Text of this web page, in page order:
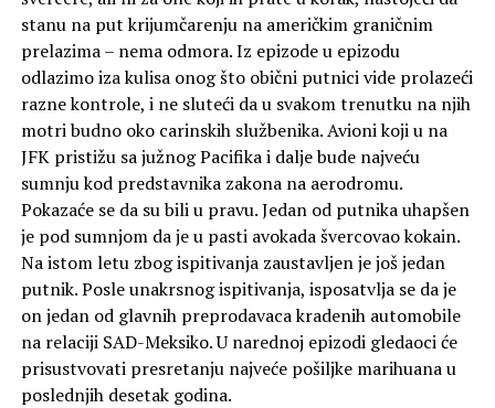
stanu na put krijumčarenju na američkim graničnim
prelazima – nema odmora. Iz epizode u epizodu
odlazimo iza kulisa onog što obični putnici vide prolazeći
razne kontrole, i ne sluteći da u svakom trenutku na njih
motri budno oko carinskih službenika. Avioni koji u na
JFK pristižu sa južnog Pacifika i dalje bude najveću
sumnju kod predstavnika zakona na aerodromu.
Pokazaće se da su bili u pravu. Jedan od putnika uhapšen
je pod sumnjom da je u pasti avokada švercovao kokain.
Na istom letu zbog ispitivanja zaustavljen je još jedan
putnik. Posle unakrsnog ispitivanja, isposatvlja se da je
on jedan od glavnih preprodavaca kradenih automobile
na relaciji SAD-Meksiko. U narednoj epizodi gledaoci će
prisustvovati presretanju najveće pošiljke marihuana u
poslednjih desetak godina.